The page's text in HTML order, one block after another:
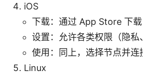
iOS
下载：通过 App Store 下载
设置：允许各类权限（隐私
使用：同上，选择节点并连
Linux